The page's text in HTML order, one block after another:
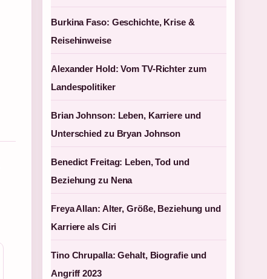
Burkina Faso: Geschichte, Krise &
Reisehinweise
Alexander Hold: Vom TV-Richter zum
Landespolitiker
Brian Johnson: Leben, Karriere und
Unterschied zu Bryan Johnson
Benedict Freitag: Leben, Tod und
Beziehung zu Nena
Freya Allan: Alter, Größe, Beziehung und
Karriere als Ciri
Tino Chrupalla: Gehalt, Biografie und
Angriff 2023